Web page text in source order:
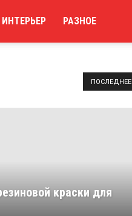
ИНТЕРЬЕР РАЗНОЕ
ПОСЛЕДНЕЕ
краски для